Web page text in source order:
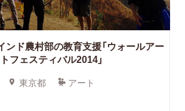
ンド農村部の教育支援「ウォールアー
トフェスティバル2014」
東京都 アート